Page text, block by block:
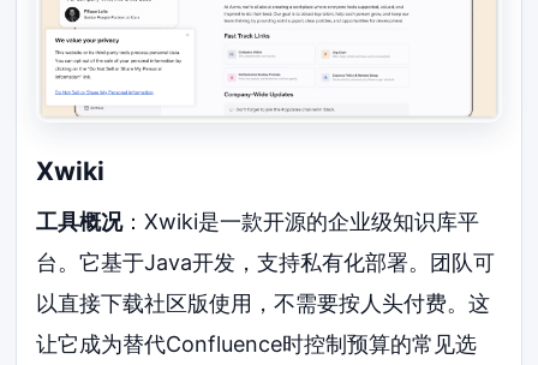
Xwiki
工具概况：Xwiki是一款开源的企业级知识库平
台。它基于Java开发，支持私有化部署。团队可
以直接下载社区版使用，不需要按人头付费。这
让它成为替代Confluence时控制预算的常见选